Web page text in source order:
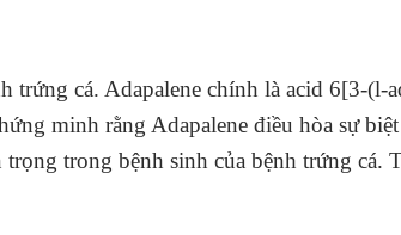
trứng cá. Adapalene chính là acid 6[3-
minh rằng Adapalene điều hòa sự
trong bệnh sinh của bệnh trứng cá.